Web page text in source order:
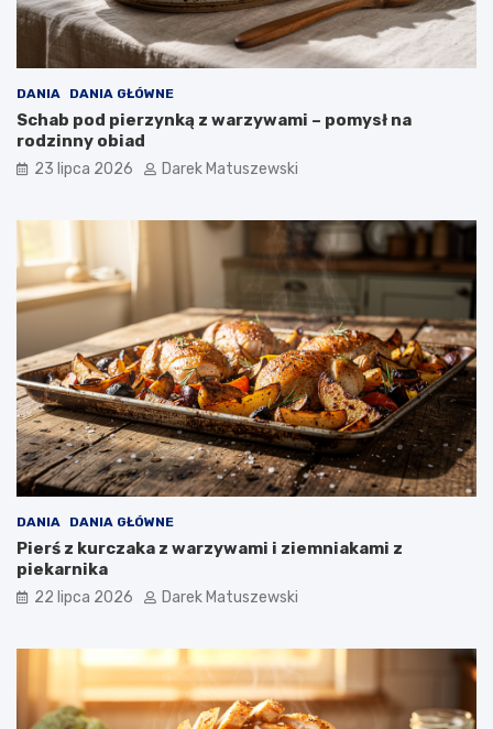
DANIA DANIA GŁÓWNE
Schab pod pierzynką z warzywami – pomysł na
rodzinny obiad
23 lipca 2026 Darek Matuszewski
DANIA DANIA GŁÓWNE
Pierś z kurczaka z warzywami i ziemniakami z
piekarnika
22 lipca 2026 Darek Matuszewski